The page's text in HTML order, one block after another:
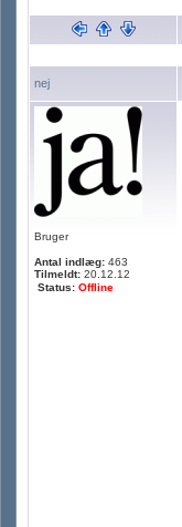
nej
Bruger
Antal indlæg: 463
Tilmeldt: 20.12.12
Status: Offline